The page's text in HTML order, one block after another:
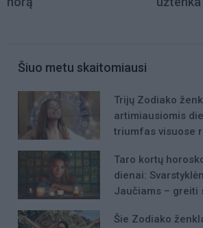
Šiuo metu skaitomiausi
Trijų Zodiako
artimiausiomis
triumfas visuose
Taro kortų
dienai:
Jaučiams – greiti
Šie Zodiako